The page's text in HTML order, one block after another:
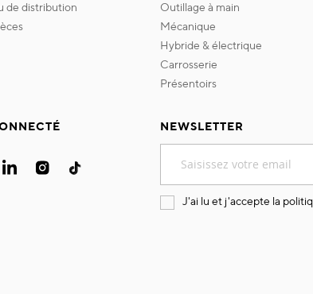
de distribution
outillage à main
mécanique
hybride & électrique
carrosserie
présentoirs
NEWSLETTER
notre
lettreJ'ai lu et j'accepte la